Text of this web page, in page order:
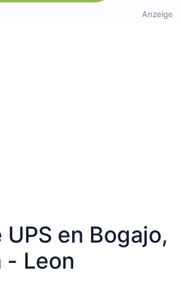
Anzeige
en Bogajo,
- Leon